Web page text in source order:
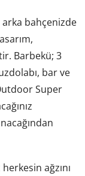
arka bahçenizde
Barbekü; 3
bar ve
Super
ağzını